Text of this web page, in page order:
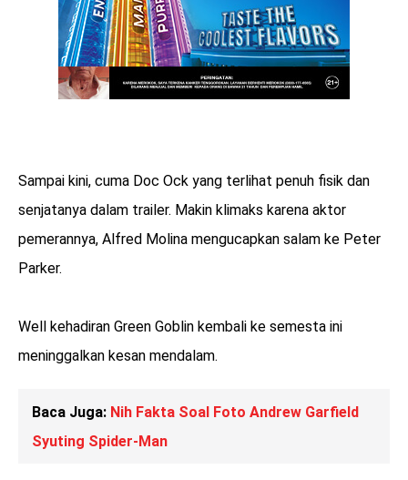
Sampai kini, cuma Doc Ock yang terlihat penuh fisik dan
senjatanya dalam trailer. Makin klimaks karena aktor
pemerannya, Alfred Molina mengucapkan salam ke Peter
Parker.
Well kehadiran Green Goblin kembali ke semesta ini
meninggalkan kesan mendalam.
Baca Juga: Nih Fakta Soal Foto Andrew Garfield
Syuting Spider-Man